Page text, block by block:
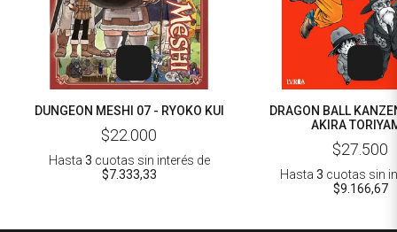
DUNGEON MESHI 07 - RYOKO KUI
$22.000
Hasta 3 cuotas sin interés de
$7.333,33
DRAGON BALL
AKIRA
$27.500
Hasta 3 cuotas sin
$9.166,67